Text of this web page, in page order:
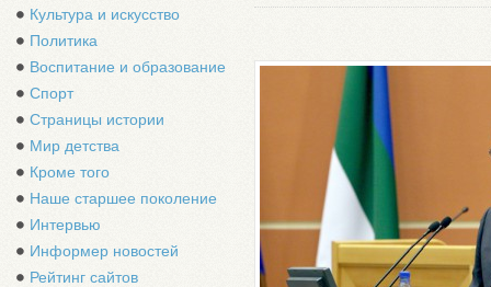
Культура и искусство
Политика
Воспитание и образование
Спорт
Страницы истории
Мир детства
Кроме того
Наше старшее поколение
Интервью
Информер новостей
Рейтинг сайтов